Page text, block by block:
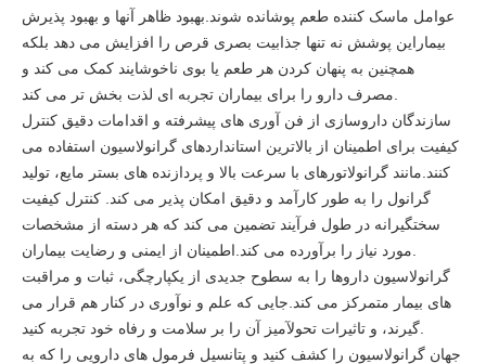
عوامل ماسک کننده طعم پوشانده شوند.بهبود ظاهر آنها و بهبود پذیرش
بیماراین پوشش نه تنها جذابیت بصری قرص را افزایش می دهد بلکه
همچنین به پنهان کردن هر طعم یا بوی ناخوشایند کمک می کند و
سازندگان داروسازی از فن آوری های پیشرفته و اقدامات دقیق کنترل
کیفیت برای اطمینان از بالاترین استانداردهای گرانولاسیون استفاده می
کنند.مانند گرانولاتورهای با سرعت بالا و پردازنده های بستر مایع، تولید
گرانول را به طور کارآمد و دقیق امکان پذیر می کند. کنترل کیفیت
سختگیرانه در طول فرآیند تضمین می کند که هر دسته از مشخصات
گرانولاسیون داروها را به سطوح جدیدی از یکپارچگی، ثبات و مراقبت
های بیمار متمرکز می کند.جایی که علم و نوآوری در کنار هم قرار می
جهان گرانولاسیون را کشف کنید و پتانسیل فرمول های دارویی را که به